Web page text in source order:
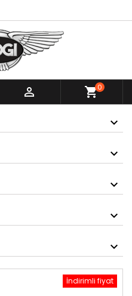
 shopping_cart0
İndirimli fiyat